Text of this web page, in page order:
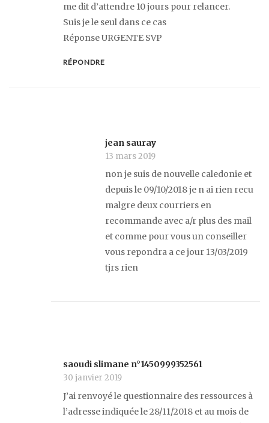
me dit d’attendre 10 jours pour relancer.
Suis je le seul dans ce cas
Réponse URGENTE SVP
RÉPONDRE
jean sauray
13 mars 2019
non je suis de nouvelle caledonie et
depuis le 09/10/2018 je n ai rien recu
malgre deux courriers en
recommande avec a/r plus des mail
et comme pour vous un conseiller
vous repondra a ce jour 13/03/2019
tjrs rien
saoudi slimane n°1450999352561
30 janvier 2019
J’ai renvoyé le questionnaire des ressources à
l’adresse indiquée le 28/11/2018 et au mois de